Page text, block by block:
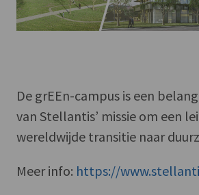
De grEEn-campus is een
van Stellantis’ missie om een
wereldwijde transitie naar
Meer info: https://